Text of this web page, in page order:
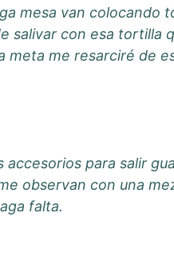
mesa van colocando
salivar con esa tortilla
meta me resarciré de
para salir
observan con una
falta.